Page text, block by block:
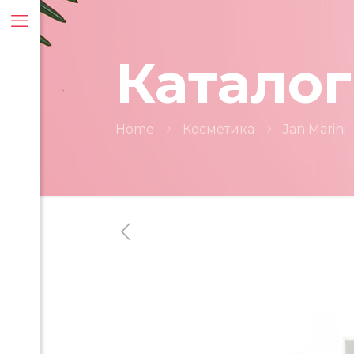
Каталог
Home Косметика Jan Marini